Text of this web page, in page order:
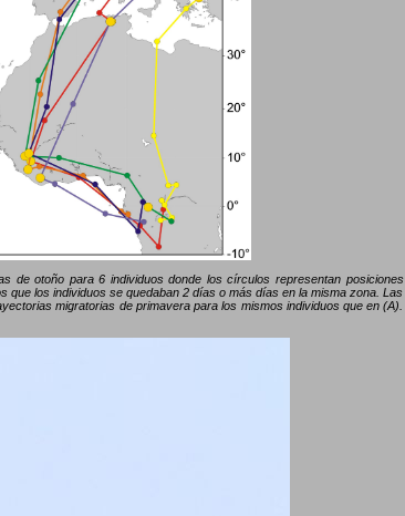
de otoño para 6 individuos donde los círculos representan posiciones
los individuos se quedaban 2 días o más días en la misma zona. Las
migratorias de primavera para los mismos individuos que en (A).